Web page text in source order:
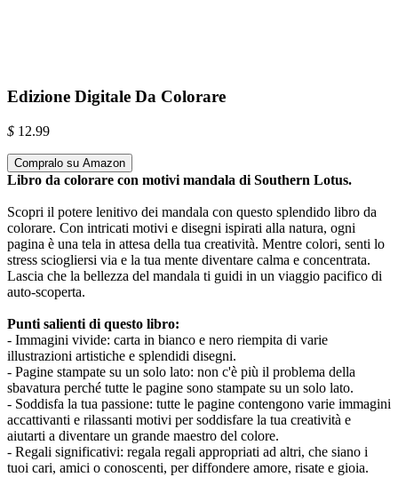
Edizione Digitale Da Colorare
$ 12.99
Compralo su Amazon
Libro da colorare con motivi mandala di Southern Lotus.
Scopri il potere lenitivo dei mandala con questo splendido libro da
colorare. Con intricati motivi e disegni ispirati alla natura, ogni
pagina è una tela in attesa della tua creatività. Mentre colori, senti lo
stress sciogliersi via e la tua mente diventare calma e concentrata.
Lascia che la bellezza del mandala ti guidi in un viaggio pacifico di
auto-scoperta.
Punti salienti di questo libro:
- Immagini vivide: carta in bianco e nero riempita di varie
illustrazioni artistiche e splendidi disegni.
- Pagine stampate su un solo lato: non c'è più il problema della
sbavatura perché tutte le pagine sono stampate su un solo lato.
- Soddisfa la tua passione: tutte le pagine contengono varie immagini
accattivanti e rilassanti motivi per soddisfare la tua creatività e
aiutarti a diventare un grande maestro del colore.
- Regali significativi: regala regali appropriati ad altri, che siano i
tuoi cari, amici o conoscenti, per diffondere amore, risate e gioia.